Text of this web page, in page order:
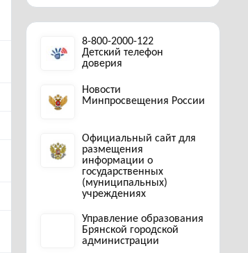
8-800-2000-122
Детский телефон
доверия
Новости
Минпросвещения России
Официальный сайт для
размещения
информации о
государственных
(муниципальных)
учреждениях
Управление образования
Брянской городской
администрации